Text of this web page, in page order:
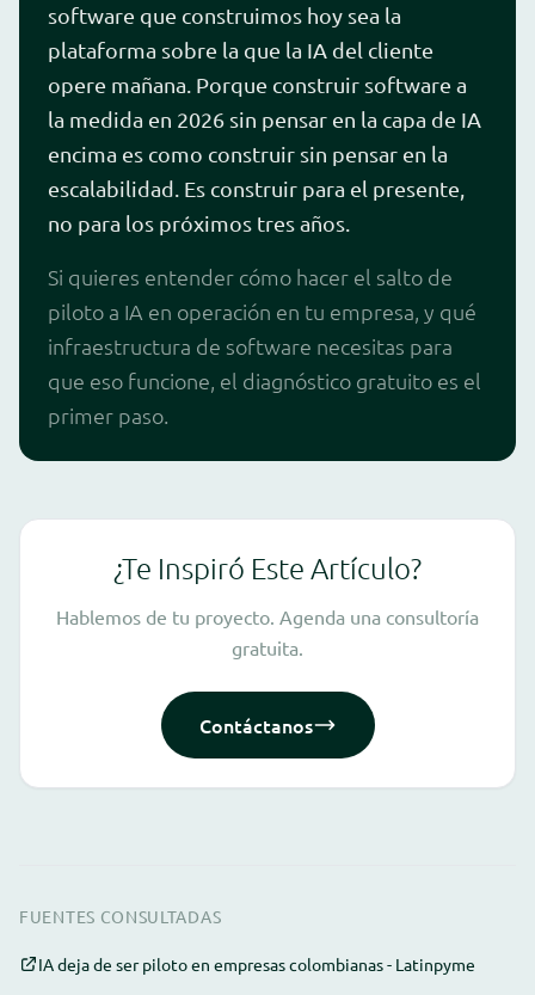
software que construimos hoy sea la
plataforma sobre la que la IA del cliente
opere mañana. Porque construir software a
la medida en 2026 sin pensar en la capa de IA
encima es como construir sin pensar en la
escalabilidad. Es construir para el presente,
no para los próximos tres años.
Si quieres entender cómo hacer el salto de
piloto a IA en operación en tu empresa, y qué
infraestructura de software necesitas para
que eso funcione, el diagnóstico gratuito es el
primer paso.
¿Te Inspiró Este Artículo?
Hablemos de tu proyecto. Agenda una consultoría
gratuita.
Contáctanos
FUENTES CONSULTADAS
IA deja de ser piloto en empresas colombianas - Latinpyme